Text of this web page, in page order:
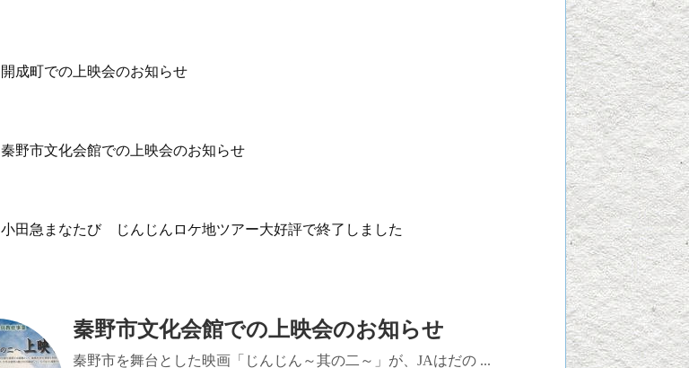
開成町での上映会のお知らせ
秦野市文化会館での上映会のお知らせ
小田急まなたび じんじんロケ地ツアー大好評で終了しました
秦野市文化会館での上映会のお知らせ
秦野市を舞台とした映画「じんじん～其の二～」が、JAはだの ...